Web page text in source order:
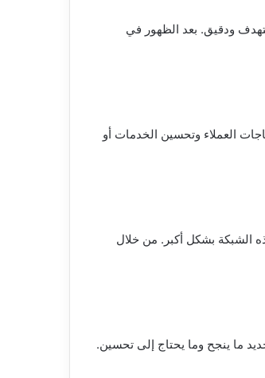
ودقيق. بعد الظهور في
العملاء وتحسين الخدمات أو
الشبكة بشكل أكبر. من خلال
ما ينجح وما يحتاج إلى تحسين.